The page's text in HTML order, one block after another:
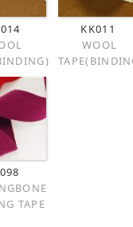
KK011
WOOL
TAPE